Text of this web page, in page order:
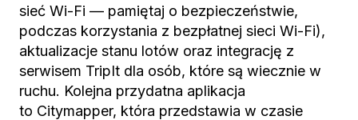
sieć Wi-Fi — pamiętaj o bezpieczeństwie,
podczas korzystania z bezpłatnej sieci Wi-Fi),
aktualizacje stanu lotów oraz integrację z
serwisem TripIt dla osób, które są wiecznie w
ruchu. Kolejna przydatna aplikacja
to Citymapper, która przedstawia w czasie